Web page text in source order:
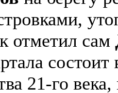
отметил сам
21-го